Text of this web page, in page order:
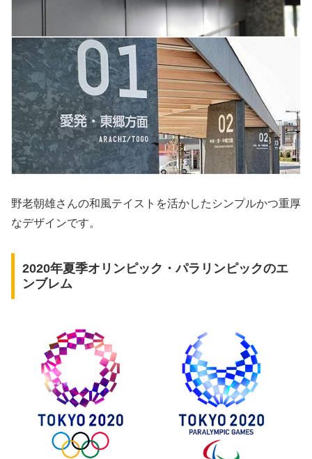
野老朝雄さんの和風テイストを活かしたシンプルかつ重厚
なデザインです。
2020年夏季オリンピック・パラリンピックのエ
ンブレム